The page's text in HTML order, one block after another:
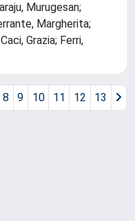
Murugesan;
Margherita;
Grazia; Ferri,
8 9 10 11 12 13